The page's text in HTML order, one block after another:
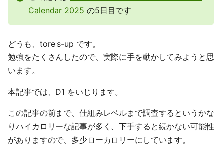
Calendar 2025 の5日目です
どうも、toreis-up です。
勉強をたくさんしたので、実際に手を動かしてみようと思
います。
本記事では、D1 をいじります。
この記事の前まで、仕組みレベルまで調査するというかな
りハイカロリーな記事が多く、下手すると続かない可能性
がありますので、多少ローカロリーにしています。